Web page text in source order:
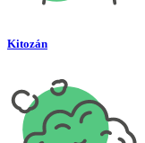
Kitozán